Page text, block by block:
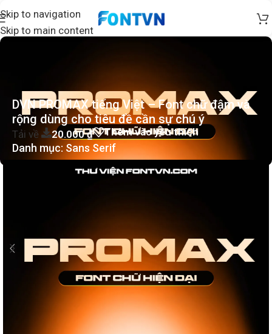
Skip to navigation
Skip to main content
DVN PROMAX tiếng Việt – Font chữ đậm và
rộng dùng cho tiêu đề cần sự chú ý
Tải về 20.000₫ Thêm vào yêu thích
Danh mục: Sans Serif